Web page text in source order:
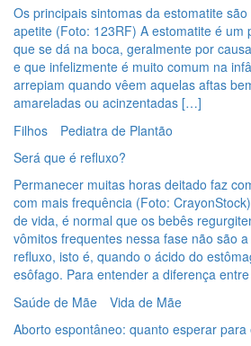
Os principais sintomas da estomatite
apetite (Foto: 123RF) A estomatite é um
que se dá na boca, geralmente por
e que infelizmente é muito comum na
arrepiam quando vêem aquelas aftas
amareladas ou acinzentadas […]
Filhos
Pediatra de Plantão
Será que é refluxo?
Permanecer muitas horas deitado faz
com mais frequência (Foto:
de vida, é normal que os bebês
vômitos frequentes nessa fase não são
refluxo, isto é, quando o ácido do
esôfago. Para entender a diferença
Saúde de Mãe
Vida de Mãe
Aborto espontâneo: quanto esperar